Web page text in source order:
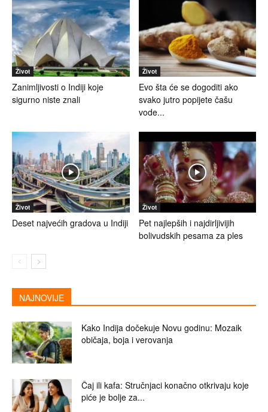
Život
Zanimljivosti o Indiji koje
sigurno niste znali
Život
Evo šta će se dogoditi ako
svako jutro popijete čašu
vode...
Život
Deset najvećih gradova u Indiji
Život
Pet najlepših i najdirljivijih
bolivudskih pesama za ples
NAJNOVIJE
Kako Indija dočekuje Novu godinu: Mozaik
običaja, boja i verovanja
Čaj ili kafa: Stručnjaci konačno otkrivaju koje
piće je bolje za...